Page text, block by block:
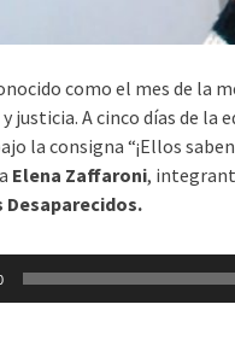
como el mes de la
justicia. A cinco días de la
la consigna “¡Ellos
Elena Zaffaroni,
Desaparecidos.